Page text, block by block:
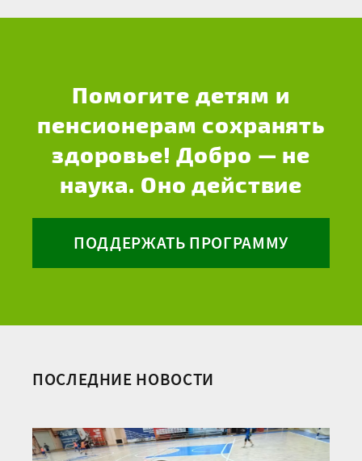
Помогите детям и
пенсионерам сохранять
здоровье! Добро — не
наука. Оно действие
ПОДДЕРЖАТЬ ПРОГРАММУ
ПОСЛЕДНИЕ НОВОСТИ